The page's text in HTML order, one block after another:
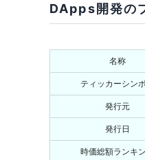
4-1 IOSTの
IOST
4-3 IOSTは
IOSTは
IOSTに
DApps開発の
名称
ティッカーシン
発行元
発行日
時価総額ランキ